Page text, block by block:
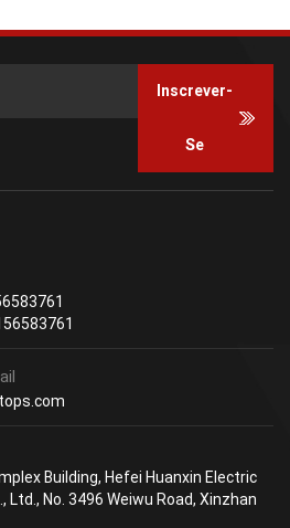
Inscrever-
Se
Building, Hefei Huanxin Electric
Ltd., No. 3496 Weiwu Road, Xinzhan